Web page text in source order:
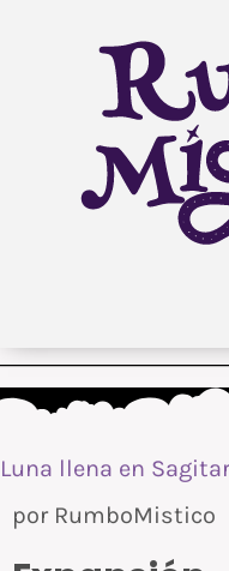
Luna llena en
por RumboMistico